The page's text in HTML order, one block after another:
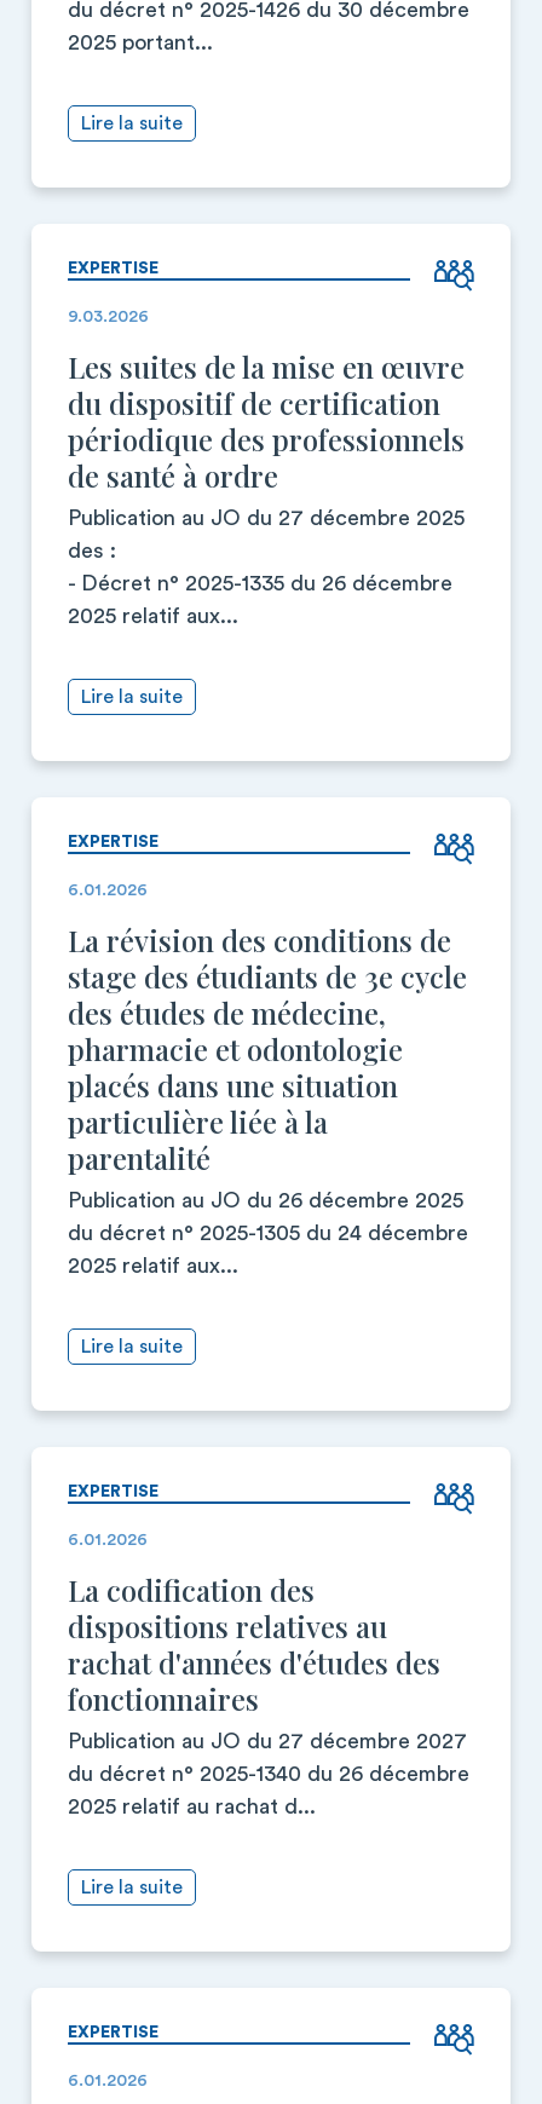
du décret n° 2025-1426 du 30 décembre
2025 portant...
Lire la suite
EXPERTISE
9.03.2026
Les suites de la mise en œuvre
du dispositif de certification
périodique des professionnels
de santé à ordre
Publication au JO du 27 décembre 2025
des :
- Décret n° 2025-1335 du 26 décembre
2025 relatif aux...
Lire la suite
EXPERTISE
6.01.2026
La révision des conditions de
stage des étudiants de 3e cycle
des études de médecine,
pharmacie et odontologie
placés dans une situation
particulière liée à la
parentalité
Publication au JO du 26 décembre 2025
du décret n° 2025-1305 du 24 décembre
2025 relatif aux...
Lire la suite
EXPERTISE
6.01.2026
La codification des
dispositions relatives au
rachat d'années d'études des
fonctionnaires
Publication au JO du 27 décembre 2027
du décret n° 2025-1340 du 26 décembre
2025 relatif au rachat d...
Lire la suite
EXPERTISE
6.01.2026